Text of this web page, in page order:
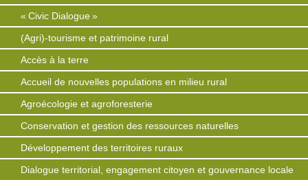
« Civic Dialogue »
(Agri)-tourisme et patrimoine rural
Accès à la terre
Accueil de nouvelles populations en milieu rural
Agroécologie et agroforesterie
Conservation et gestion des ressources naturelles
Développement des territoires ruraux
Dialogue territorial, engagement citoyen et gouvernance locale